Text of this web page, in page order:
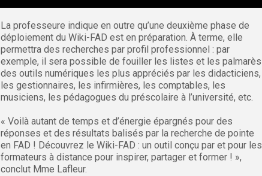
La professeure indique en outre qu’une deuxième phase de
déploiement du Wiki-FAD est en préparation. À terme, elle
permettra des recherches par profil professionnel : par
exemple, il sera possible de fouiller les listes et les palmarès
des outils numériques les plus appréciés par les didacticiens,
les gestionnaires, les infirmières, les comptables, les
musiciens, les pédagogues du préscolaire à l’université, etc.
« Voilà autant de temps et d’énergie épargnés pour des
réponses et des résultats balisés par la recherche de pointe
en FAD ! Découvrez le Wiki-FAD : un outil conçu par et pour les
formateurs à distance pour inspirer, partager et former ! »,
conclut Mme Lafleur.